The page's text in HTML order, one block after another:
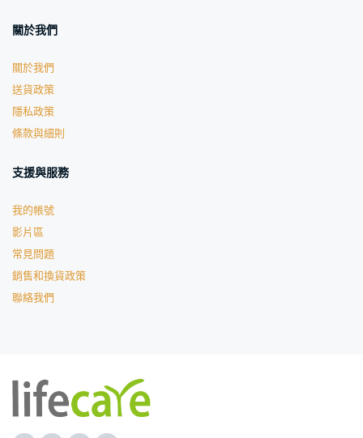
關於我們
關於我們
送貨政策
隱私政策
條款與細則
支援與服務
我的帳號
影片區
常見問題
銷售和換貨政策
聯絡我們